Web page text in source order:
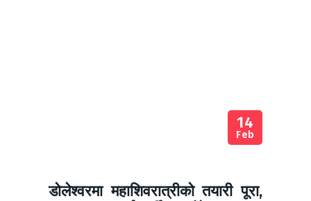
14
Feb
डोलेश्वरमा महाशिवरात्रीको तयारी पूरा,